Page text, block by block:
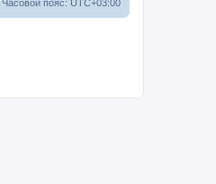
Часовой пояс: UTC+03:00